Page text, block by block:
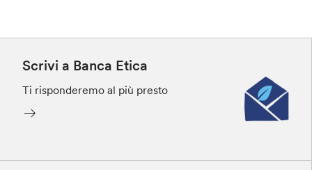
Scrivi a Banca Etica
Ti risponderemo al più presto